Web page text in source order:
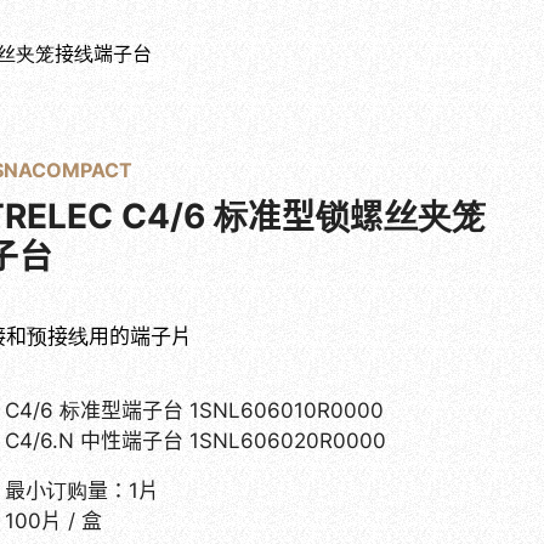
夹笼接线端子台
C4/6 标准型锁螺丝夹笼
台
预接线用的端子片
C4/6 标准型端子台 1SNL606010R0000
C4/6.N 中性端子台 1SNL606020R0000
最小订购量：1片
100片 / 盒